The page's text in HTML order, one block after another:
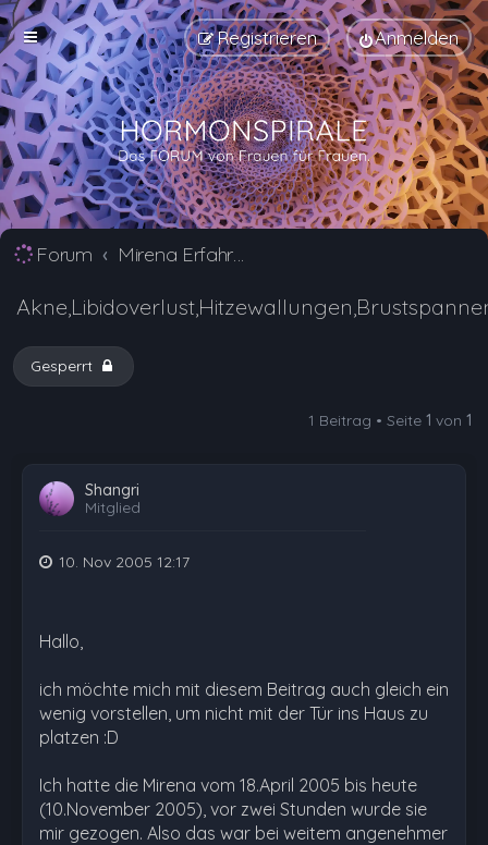
Anmelden
Registrieren
Forum Mirena Erfahrungsberichte und Nebenwirkungen
Gesperrt
1 Beitrag • Seite 1 von 1
Shangri
Mitglied
10. Nov 2005 12:17
Hallo,
ich möchte mich mit diesem Beitrag auch gleich ein
wenig vorstellen, um nicht mit der Tür ins Haus zu
platzen :D
Ich hatte die Mirena vom 18.April 2005 bis heute
(10.November 2005), vor zwei Stunden wurde sie
mir gezogen. Also das war bei weitem angenehmer